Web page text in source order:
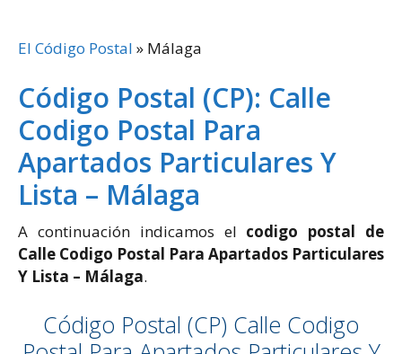
El Código Postal » Málaga
Código Postal (CP): Calle
Codigo Postal Para
Apartados Particulares Y
Lista – Málaga
A continuación indicamos el codigo postal de
Calle Codigo Postal Para Apartados Particulares
Y Lista – Málaga.
Código Postal (CP) Calle Codigo